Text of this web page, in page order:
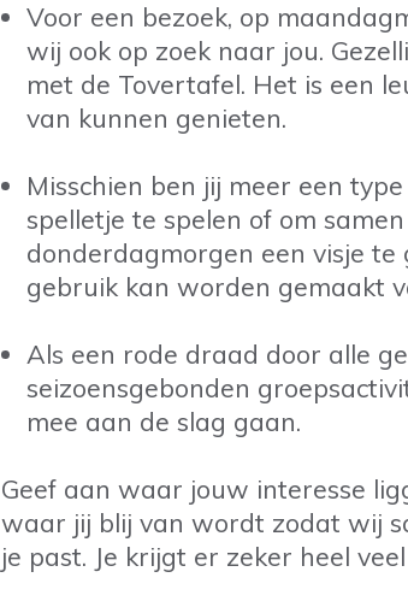
Voor een bezoek, op
wij ook op zoek naar jou.
met de Tovertafel. Het is een
van kunnen genieten.
Misschien ben jij meer een
spelletje te spelen of om
donderdagmorgen een visje
gebruik kan worden gemaakt
Als een rode draad door alle
seizoensgebonden
mee aan de slag gaan.
Geef aan waar jouw interesse
waar jij blij van wordt zodat wij
je past. Je krijgt er zeker heel